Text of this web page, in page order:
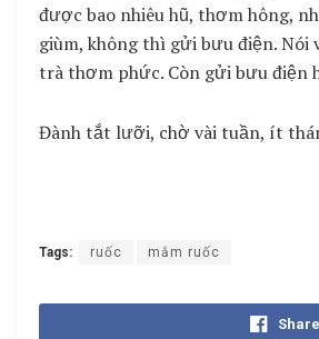
được bao nhiêu hũ, thơm hông,
giùm, không thì gửi bưu điện. Nói
trà thơm phức. Còn gửi bưu điện
Đành tắt lưỡi, chờ vài tuần, ít
Tags: ruốc mắm ruốc
Share